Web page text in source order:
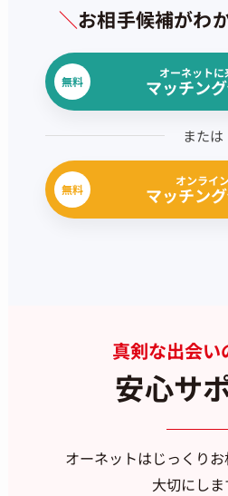
＼お相手候補がわ
無料
オーネットに
マッチン
または
無料
オンライ
マッチン
真剣な出会い
安心サ
オーネットはじっくり
大切にしま